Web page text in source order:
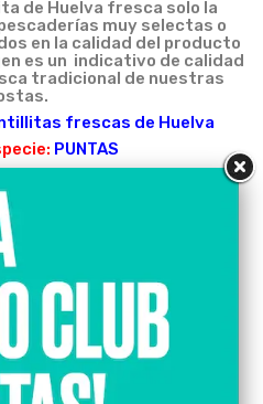
de Huelva fresca solo la
muy selectas o
en la calidad del producto
es un indicativo de calidad
tradicional de nuestras
frescas de Huelva
PUNTAS
Alloteuthis subulata
Lonja de Isla S.L
120-170 und/kg
kg IVA incluido.
España